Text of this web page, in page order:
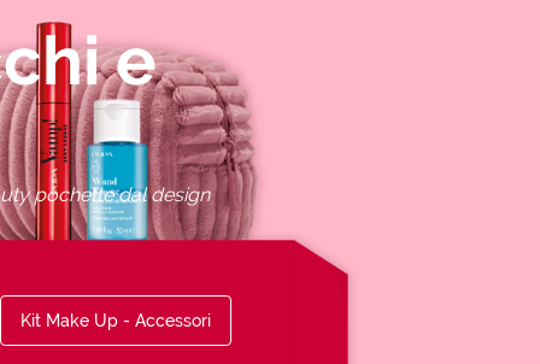
e
pochette dal design
Kit Make Up - Accessori